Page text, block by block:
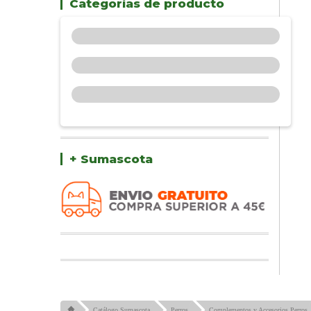
Categorías de producto
+ Sumascota